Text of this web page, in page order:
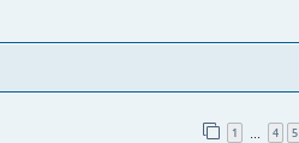
1 4 5